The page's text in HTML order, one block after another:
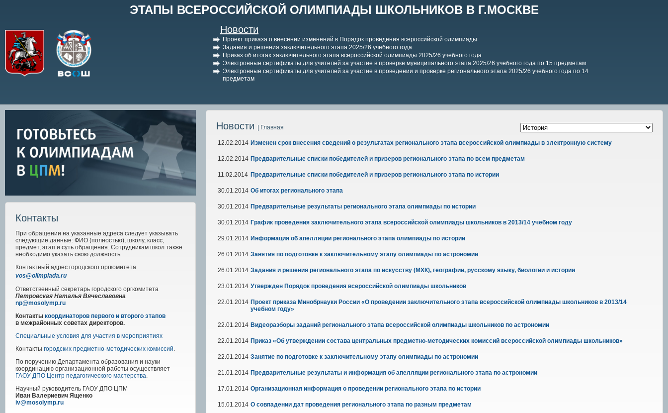
ЭТАПЫ ВСЕРОССИЙСКОЙ ОЛИМПИАДЫ ШКОЛЬНИКОВ В Г.МОСКВЕ
Новости
Проект приказа о внесении изменений в Порядок проведения всероссийской олимпиады
Задания и решения заключительного этапа 2025/26 учебного года
Приказ об итогах заключительного этапа всероссийской олимпиады 2025/26 учебного года
Электронные сертификаты для учителей за участие в проверке муниципального этапа 2025/26 учебного года по 15 предметам
Электронные сертификаты для учителей за участие в проведении и проверке регионального этапа 2025/26 учебного года по 14
предметам
Контакты
При обращении на указанные адреса следует указывать
следующие данные: ФИО (полностью), школу, класс,
предмет, этап и суть обращения. Сотрудникам школ также
необходимо указать свою должность.
Контактный адрес городского оргкомитета
vos@olimpiada.ru
Ответственный секретарь городского оргкомитета
Петровская Наталья Вячеславовна
np@mosolymp.ru
Контакты координаторов первого и второго этапов
в межрайонных советах директоров.
Специальные условия для участия в мероприятиях
Контакты городских предметно-методических комиссий.
По поручению Департамента образования и науки
координацию организационной работы осуществляет
ГАОУ ДПО Центр педагогического мастерства.
Научный руководитель ГАОУ ДПО ЦПМ
Иван Валериевич Ященко
iv@mosolymp.ru
Новости | Главная
12.02.2014 Изменен срок внесения сведений о результатах регионального этапа всероссийской олимпиады в электронную систему
12.02.2014 Предварительные списки победителей и призеров регионального этапа по всем предметам
11.02.2014 Предварительные списки победителей и призеров регионального этапа по иcтории
30.01.2014 Об итогах регионального этапа
30.01.2014 Предварительные результаты регионального этапа олимпиады по истории
30.01.2014 График проведения заключительного этапа всероссийской олимпиады школьников в 2013/14 учебном году
29.01.2014 Информация об апелляции регионального этапа олимпиады по истории
26.01.2014 Занятия по подготовке к заключительному этапу олимпиады по астрономии
26.01.2014 Задания и решения регионального этапа по искусству (МХК), географии, русскому языку, биологии и истории
23.01.2014 Утвержден Порядок проведения всероссийской олимпиады школьников
22.01.2014 Проект приказа Минобрнауки России «О проведении заключительного этапа всероссийской олимпиады школьников в 2013/14
учебном году»
22.01.2014 Видеоразборы заданий регионального этапа всероссийской олимпиады школьников по астрономии
22.01.2014 Приказ «Об утверждении состава центральных предметно-методических комиссий всероссийской олимпиады школьников»
22.01.2014 Занятие по подготовке к заключительному этапу олимпиады по астрономии
21.01.2014 Предварительные результаты и информация об апелляции регионального этапа по астрономии
17.01.2014 Организационная информация о проведении регионального этапа по истории
15.01.2014 О совпадении дат проведения регионального этапа по разным предметам